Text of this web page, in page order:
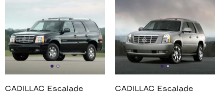
CADILLAC Escalade
CADILLAC Escalade